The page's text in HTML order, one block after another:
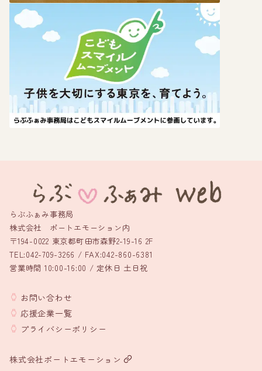
らぶふぁみ事務局
株式会社 ポートエモーション内
〒194-0022 東京都町田市森野2-19-16 2F
TEL:042-709-3266 / FAX:042-860-6381
営業時間 10:00-16:00 / 定休日 土日祝
お問い合わせ
応援企業一覧
プライバシーポリシー
株式会社ポートエモーション